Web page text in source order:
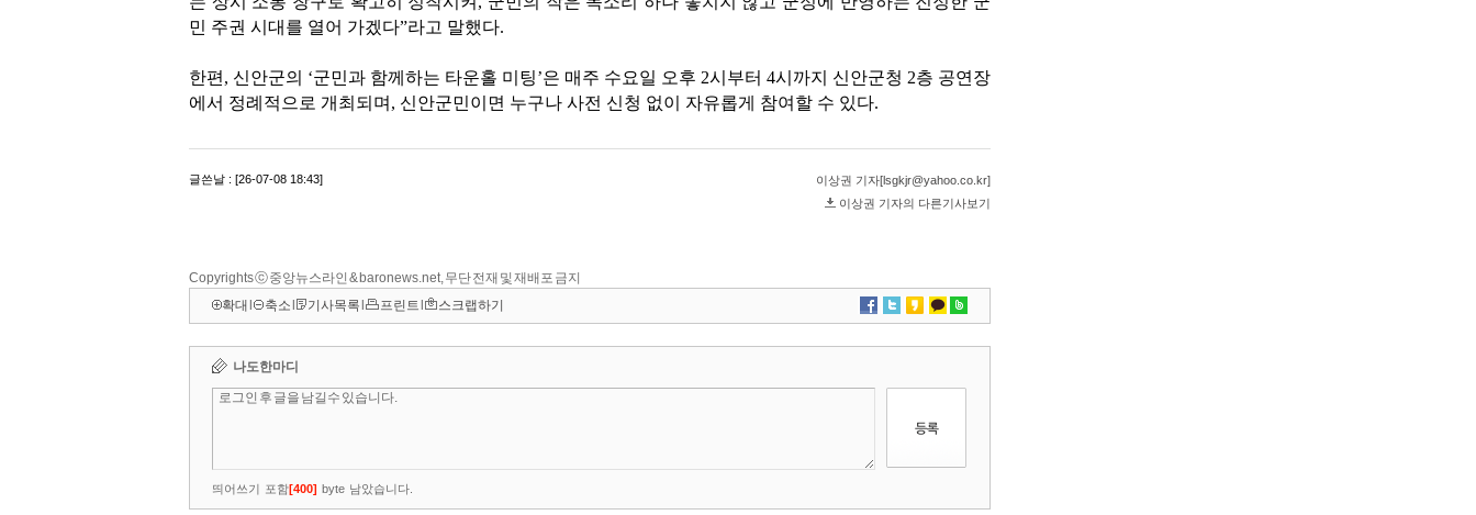
Copyrights ⓒ 중앙뉴스라인 & baronews.net, 무단 전재 및 재배포 금지
확대
축소 기사목록 프린트 스크랩하기